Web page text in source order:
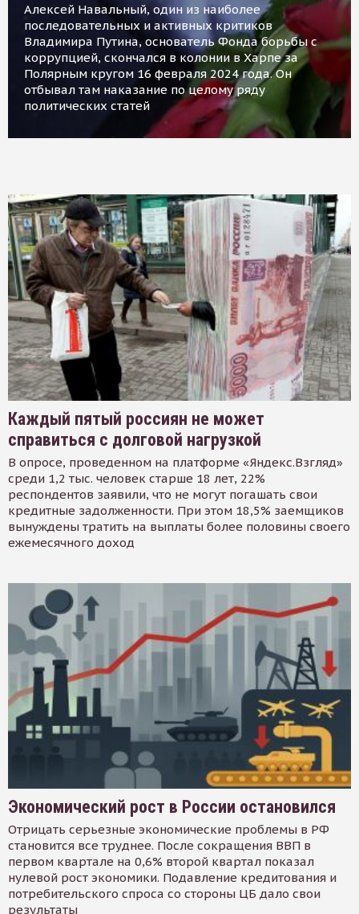
Алексей Навальный, один из наиболее
последовательных и активных критиков
Владимира Путина, основатель Фонда борьбы с
коррупцией, скончался в колонии в Харпе за
Полярным кругом 16 февраля 2024 года. Он
отбывал там наказание по целому ряду
политических статей
Каждый пятый россиян не может
справиться с долговой нагрузкой
В опросе, проведенном на платформе «Яндекс.Взгляд»
среди 1,2 тыс. человек старше 18 лет, 22%
респондентов заявили, что не могут погашать свои
кредитные задолженности. При этом 18,5% заемщиков
вынуждены тратить на выплаты более половины своего
ежемесячного доход
Экономический рост в России остановился
Отрицать серьезные экономические проблемы в РФ
становится все труднее. После сокращения ВВП в
первом квартале на 0,6% второй квартал показал
нулевой рост экономики. Подавление кредитования и
потребительского спроса со стороны ЦБ дало свои
результаты